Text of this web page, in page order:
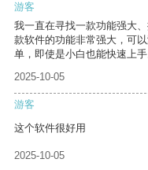
游客
我一直在寻找一款功能强大
款软件的功能非常强大，可
单，即使是小白也能快速上手
2025-10-05
游客
这个软件很好用
2025-10-05